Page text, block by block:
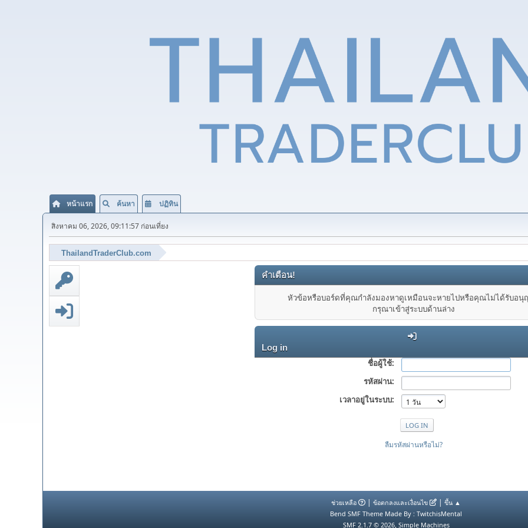
หน้าแรก ค้นหา ปฏิทิน
สิงหาคม 06, 2026, 09:11:57 ก่อนเที่ยง
ThailandTraderClub.com
คำเตือน!
หัวข้อหรือบอร์ดที่คุณกำลังมองหาดูเหมือนจะหายไปหรือคุณไม่ได้รับอนุ
กรุณาเข้าสู่ระบบด้านล่าง
Log in
ชื่อผู้ใช้:
รหัสผ่าน:
เวลาอยู่ในระบบ:
ลืมรหัสผ่านหรือไม่?
ช่วยเหลือ | ข้อตกลงและเงื่อนไข | ขึ้น ▲
Bend SMF Theme Made By : TwitchisMental
SMF 2.1.7 © 2026, Simple Machines